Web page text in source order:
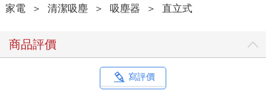
家電
＞ 清潔吸塵 ＞ 吸塵器 ＞ 直立式
商品評價
寫評價